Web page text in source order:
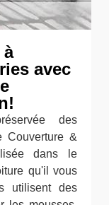
avec
des
Couverture &
dans le
qu'il vous
utilisent des